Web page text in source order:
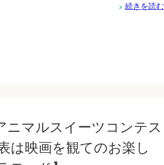
続きを読む
ニマルスイーツコンテス
は映画を観てのお楽し